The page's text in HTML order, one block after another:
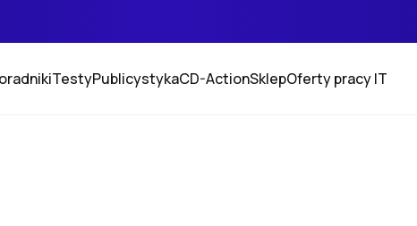
TestyPublicystykaCD-ActionSklepOferty pracy IT